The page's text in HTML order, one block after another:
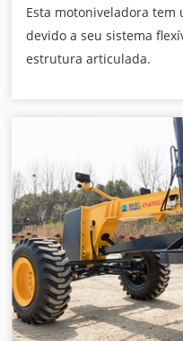
Esta motoniveladora tem
devido a seu sistema
estrutura articulada.